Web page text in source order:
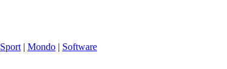
Sport | Mondo | Software